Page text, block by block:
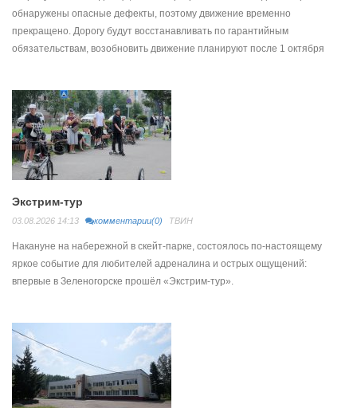
обнаружены опасные дефекты, поэтому движение временно
прекращено. Дорогу будут восстанавливать по гарантийным
обязательствам, возобновить движение планируют после 1 октября
Экстрим-тур
03.08.2026 14:13 комментарии(0) ТВИН
Накануне на набережной в скейт-парке, состоялось по-настоящему
яркое событие для любителей адреналина и острых ощущений:
впервые в Зеленогорске прошёл «Экстрим-тур».